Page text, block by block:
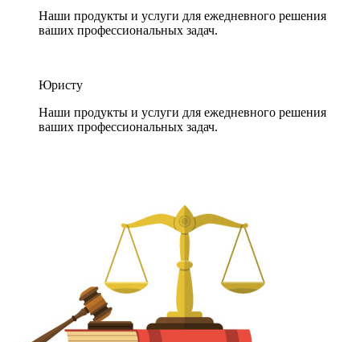
Наши продукты и услуги для ежедневного решения
ваших профессиональных задач.
Юристу
Наши продукты и услуги для ежедневного решения
ваших профессиональных задач.